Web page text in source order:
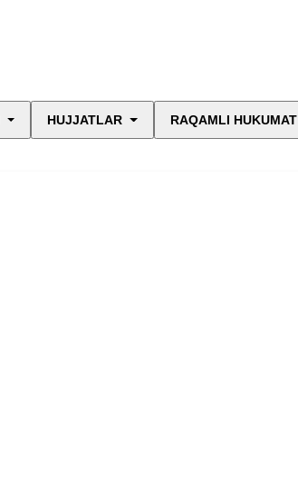
HUJJATLAR RAQAMLI HUKUMAT